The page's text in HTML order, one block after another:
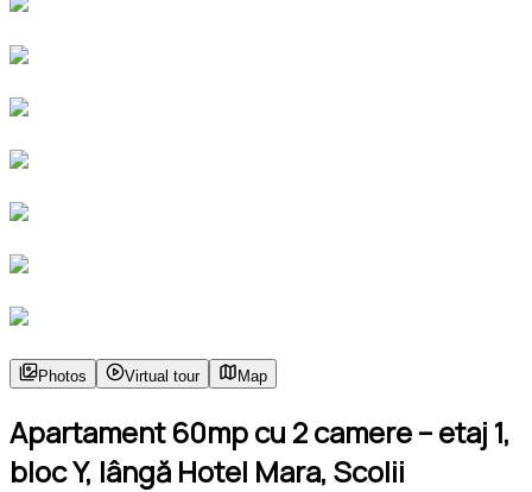
Photos Virtual tour Map
Apartament 60mp cu 2 camere – etaj 1,
bloc Y, lângă Hotel Mara, Scolii